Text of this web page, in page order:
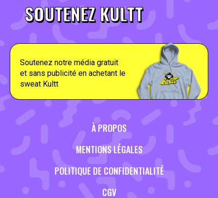
SOUTENEZ KULTT
Soutenez notre média gratuit
et sans publicité en achetant le
sweat Kultt
À PROPOS
MENTIONS LÉGALES
POLITIQUE DE CONFIDENTIALITÉ
CGV